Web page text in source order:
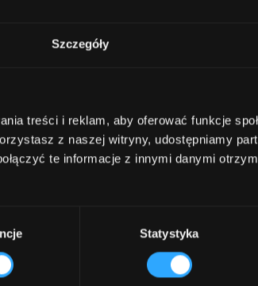
Szczegóły
treści i reklam, aby oferować funkcje
z naszej witryny, udostępniamy
te informacje z innymi danymi
Statystyka
implementation
6.18.2026 4 min read